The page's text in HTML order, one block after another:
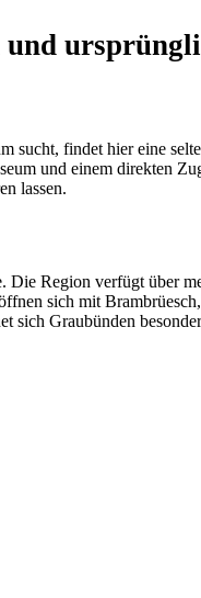
sucht, findet hier eine
und einem direkten
lassen.
Region verfügt über
sich mit
sich Graubünden